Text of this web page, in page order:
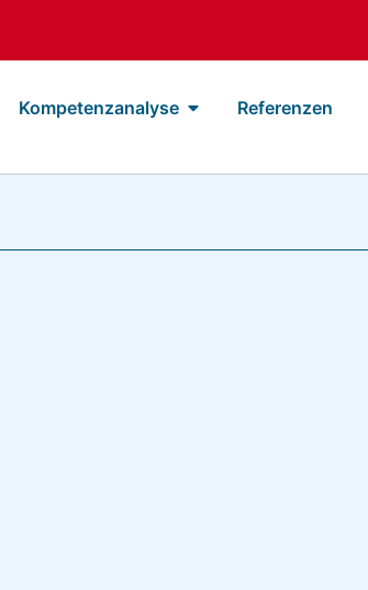
Kompetenzanalyse Referenzen